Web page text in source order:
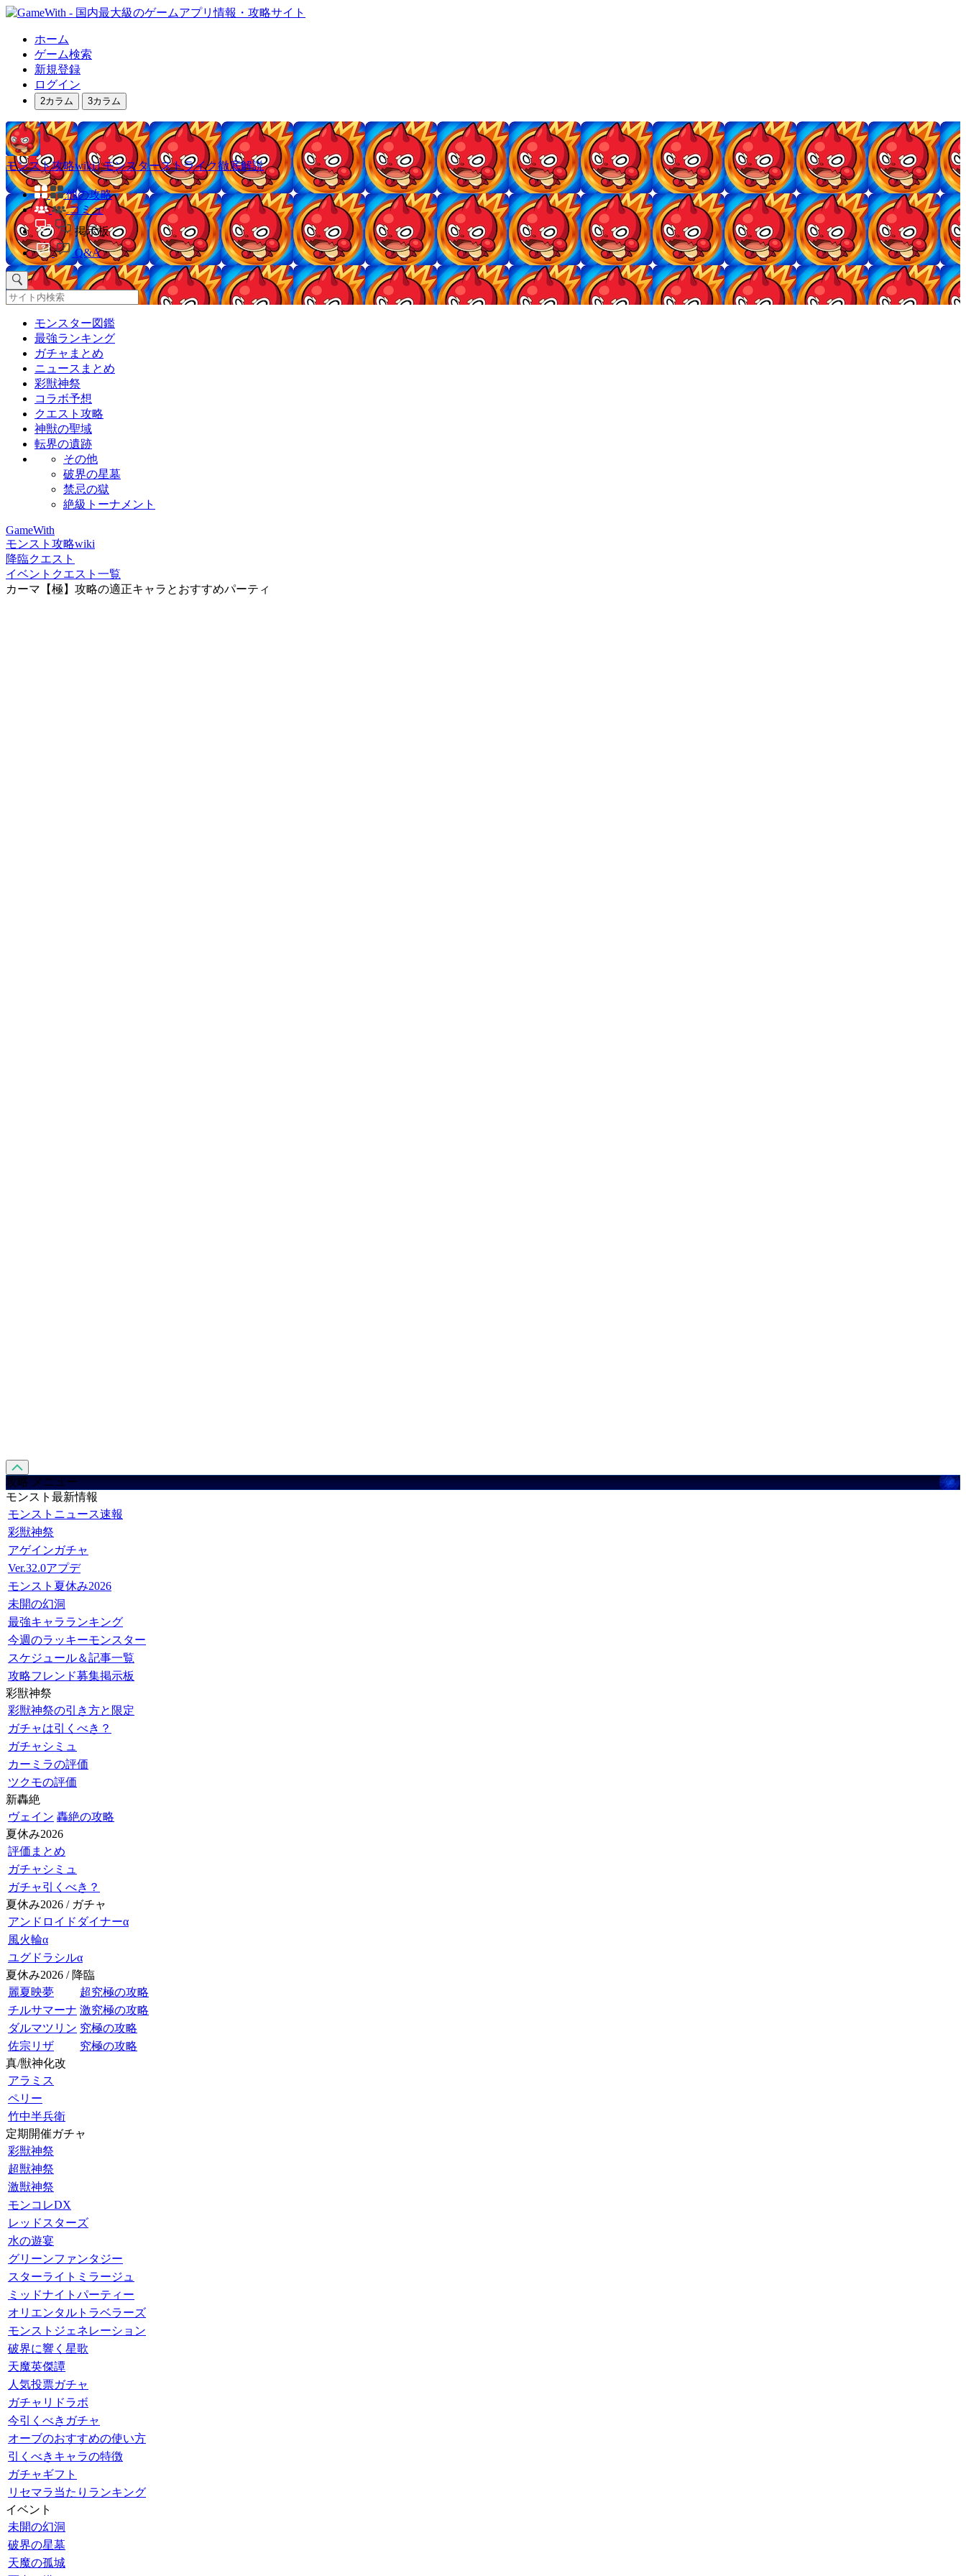
ホーム
ゲーム検索
新規登録
ログイン
2カラム 3カラム
モンスト攻略wiki | モンスターストライク徹底解説
他の攻略
コミュ
掲示板
Q&A
モンスター図鑑
最強ランキング
ガチャまとめ
ニュースまとめ
彩獣神祭
コラボ予想
クエスト攻略
神獣の聖域
転界の遺跡
その他
破界の星墓
禁忌の獄
絶級トーナメント
GameWith
モンスト攻略wiki
降臨クエスト
イベントクエスト一覧
カーマ【極】攻略の適正キャラとおすすめパーティ
攻略 メニュー
モンスト最新情報
モンストニュース速報
彩獣神祭
アゲインガチャ
Ver.32.0アプデ
モンスト夏休み2026
未開の幻洞
最強キャラランキング
今週のラッキーモンスター
スケジュール＆記事一覧
攻略フレンド募集掲示板
彩獣神祭
彩獣神祭の引き方と限定
ガチャは引くべき？
ガチャシミュ
カーミラの評価
ツクモの評価
新轟絶
ヴェイン 轟絶の攻略
夏休み2026
評価まとめ
ガチャシミュ
ガチャ引くべき？
夏休み2026 / ガチャ
アンドロイドダイナーα
風火輪α
ユグドラシルα
夏休み2026 / 降臨
麗夏映夢
超究極の攻略
チルサマーナ 激究極の攻略
ダルマツリン 究極の攻略
佐宗リザ
究極の攻略
真/獣神化改
アラミス
ペリー
竹中半兵衛
定期開催ガチャ
彩獣神祭
超獣神祭
激獣神祭
モンコレDX
レッドスターズ
水の遊宴
グリーンファンタジー
スターライトミラージュ
ミッドナイトパーティー
オリエンタルトラベラーズ
モンストジェネレーション
破界に響く星歌
天魔英傑譚
人気投票ガチャ
ガチャリドラボ
今引くべきガチャ
オーブのおすすめの使い方
引くべきキャラの特徴
ガチャギフト
リセマラ当たりランキング
イベント
未開の幻洞
破界の星墓
天魔の孤城